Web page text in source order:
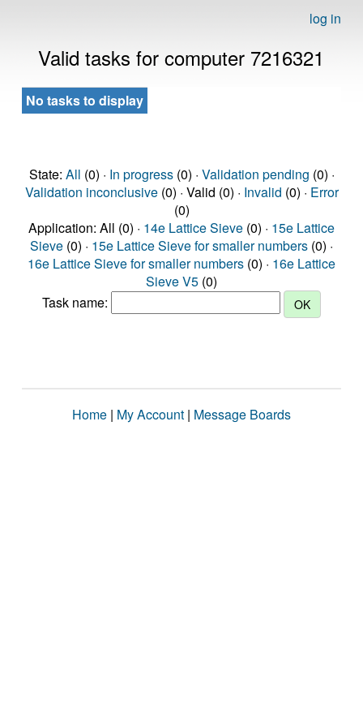
log in
Valid tasks for computer 7216321
No tasks to display
State: All (0) · In progress(0) · Validation pending (0) ·
Validation inconclusive(0) · Valid (0) · Invalid (0) · Error
(0)
Application: All (0) · 14e Lattice Sieve (0) · 15e Lattice
Sieve (0) · 15e Lattice Sieve for smaller numbers (0) ·
16e Lattice Sieve for smaller numbers (0) · 16e Lattice
Sieve V5 (0)
Task name:
Home | My Account | Message Boards